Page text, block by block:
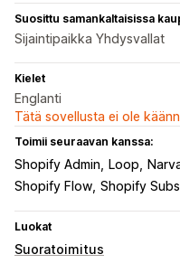
Suosittu samankaltaisissa
Sijaintipaikka Yhdysvallat
Kielet
Englanti
Tätä sovellusta ei ole
Toimii seuraavan kanssa:
Shopify Admin Loop
Shopify Flow Shopify
Luokat
Suoratoimitus